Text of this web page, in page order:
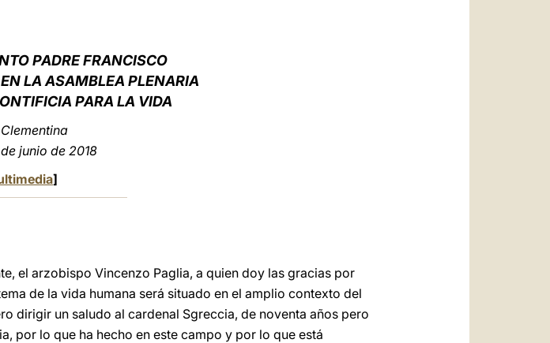
PADRE FRANCISCO
LA ASAMBLEA PLENARIA
PARA LA VIDA
junio de 2018
]
el arzobispo Vincenzo Paglia, a quien doy las gracias por
de la vida humana será situado en el amplio contexto del
dirigir un saludo al cardenal Sgreccia, de noventa años pero
por lo que ha hecho en este campo y por lo que está